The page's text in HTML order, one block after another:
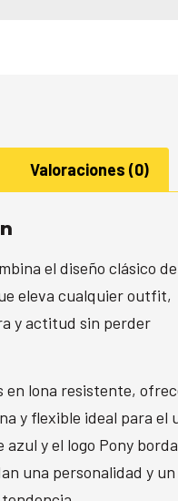
Valoraciones (0)
el diseño clásico
eleva cualquier outfit,
y actitud sin perder
en lona resistente,
y flexible ideal para el
y el logo Pony
una personalidad y un